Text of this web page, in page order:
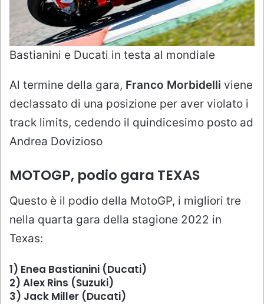
Bastianini e Ducati in testa al mondiale
Al termine della gara, Franco Morbidelli viene
declassato di una posizione per aver violato i
track limits, cedendo il quindicesimo posto ad
Andrea Dovizioso
MOTOGP, podio gara TEXAS
Questo è il podio della MotoGP, i migliori tre
nella quarta gara della stagione 2022 in
Texas:
1) Enea Bastianini (Ducati)
2) Alex Rins (Suzuki)
3) Jack Miller (Ducati)